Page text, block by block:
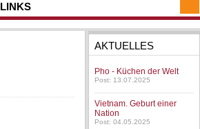
LINKS
AKTUELLES
Pho - Küchen der Welt
Post: 13.07.2025
Vietnam. Geburt einer
Nation
Post: 04.05.2025